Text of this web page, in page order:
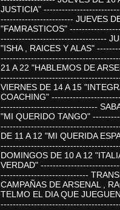
JUSTICIA"
------------------------ JUEVES
"FAMRASTICOS"
-----------------------------------
"ISHA , RAICES Y ALAS"
21 A 22 "HABLEMOS DE
VIERNES DE 14 A 15
COACHING"
--------------------------------
"MI QUERIDO TANGO"
DE 11 A 12 "MI QUERIDA
DOMINGOS DE 10 A 12
VERDAD"
-----------------------------
CAMPAÑAS DE ARSENAL ,
TELMO EL DIA QUE